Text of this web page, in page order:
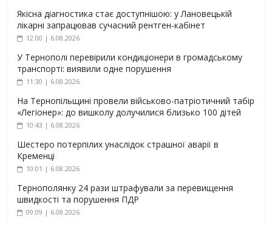
Якісна діагностика стає доступнішою: у Лановецькій
лікарні запрацював сучасний рентген-кабінет
12:00 | 6.08.2026
У Тернополі перевірили кондиціонери в громадському
транспорті: виявили одне порушення
11:30 | 6.08.2026
На Тернопільщині провели військово-патріотичний табір
«Легіонер»: до вишколу долучилися близько 100 дітей
10:43 | 6.08.2026
Шестеро потерпілих унаслідок страшної аварії в
Кременці
10:01 | 6.08.2026
Тернополянку 24 рази штрафували за перевищення
швидкості та порушення ПДР
09:09 | 6.08.2026